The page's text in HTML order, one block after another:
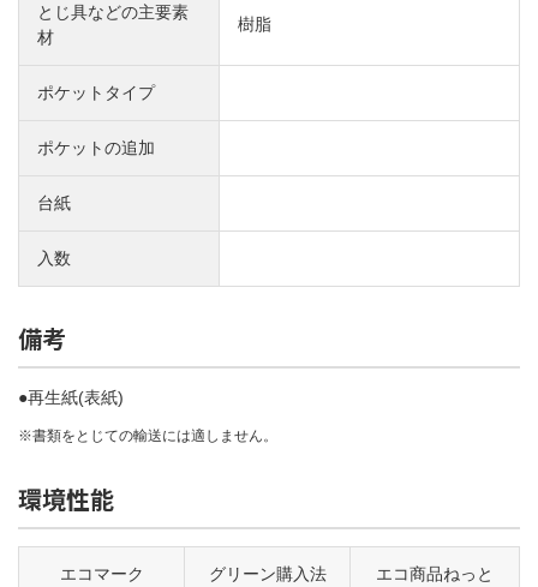
とじ具などの主要素
材
樹脂
ポケットタイプ
ポケットの追加
台紙
入数
備考
●再生紙(表紙)
※書類をとじての輸送には適しません。
環境性能
エコマーク
グリーン購入法
エコ商品ねっと